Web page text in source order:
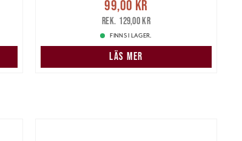
Nuvarande pris:99,00 kr
pris:129,00 kr
99,00 kr
129,00 kr
FINNS I LAGER.
LÄS MER